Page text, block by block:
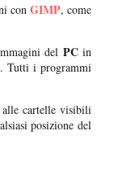
con GIMP, come
del PCin
. Tutti i programmi
alle cartelle visibili
posizione del